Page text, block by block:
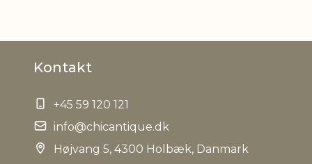
Kontakt
+45 59 120 121
info@chicantique.dk
Højvang 5, 4300 Holbæk, Danmark